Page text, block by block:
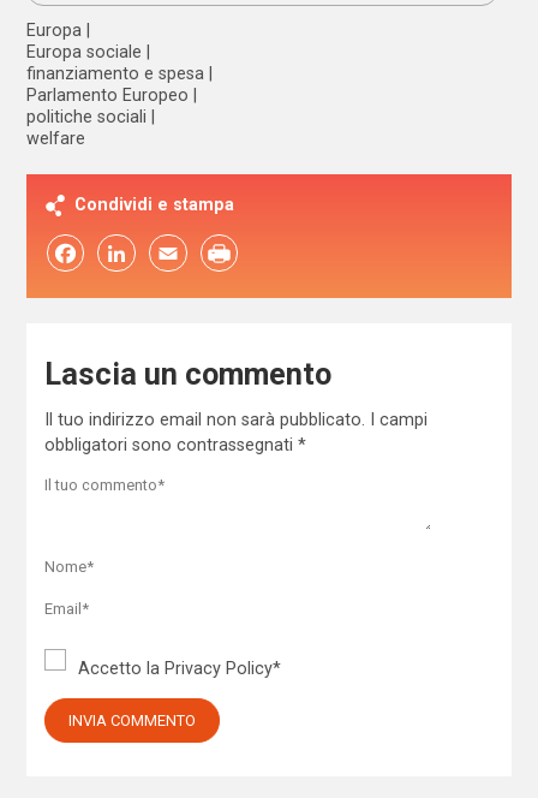
Europa
Europa sociale
finanziamento e spesa
Parlamento Europeo
politiche sociali
welfare
Condividi e stampa
FacebookLinkedIn Email
Lascia un commento
Il tuo indirizzo email non sarà pubblicato.
I campi
obbligatori sono contrassegnati *
Accetto la Privacy Policy*